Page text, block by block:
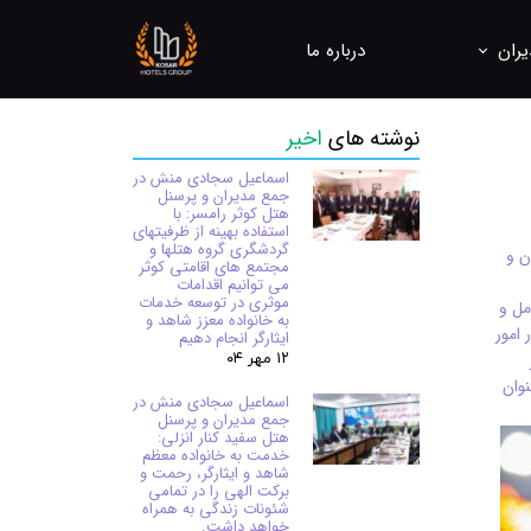
برداری، هتلداری و کنترل کیفیت
ها و مراکز اقامتی
درباره ما
و
و
نوشته های اخیر
اسماعیل سجادی منش در
جمع مدیران و پرسنل
هتل کوثر رامسر: با
استفاده بهینه از ظرفیتهای
گردشگری گروه هتلها و
مجتمع های اقامتی کوثر
می توانیم اقدامات
موثری در توسعه خدمات
به خانواده معزز شاهد و
ایثارگر انجام دهیم
۱۲ مهر ۰۴
اسماعیل سجادی منش در
جمع مدیران و پرسنل
هتل سفید کنار انزلی:
خدمت به خانواده معظم
شاهد و ایثارگر، رحمت و
برکت الهی را در تمامی
شئونات زندگی به همراه